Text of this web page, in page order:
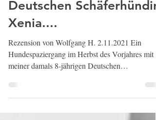
Ein Hundespaziergang
vorigen Herbst mit
meiner damals 8-jährigen
Deutschen Schäferhündin
Xenia....
Rezension von Wolfgang H. 2.11.2021 Ein
Hundespaziergang im Herbst des Vorjahres mit